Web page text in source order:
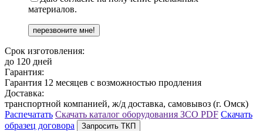
материалов.
Срок изготовления:
до 120 дней
Гарантия:
Гарантия 12 месяцев с возможностью продления
Доставка:
транспортной компанией, ж/д доставка, самовывоз (г. Омск)
Распечатать Скачать каталог оборудования ЗСО PDF Скачать
образец договора
Запросить ТКП